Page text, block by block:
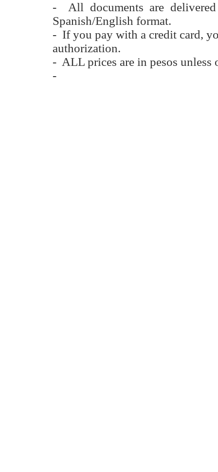
- All documents are
Spanish/English format.
- If you pay with a credit card,
authorization.
- ALL prices are in pesos unless
-